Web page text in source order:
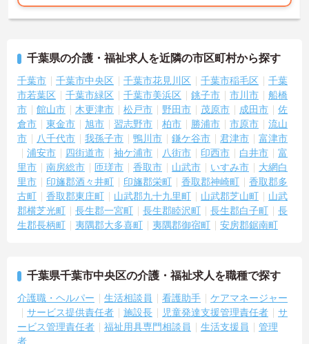
★おすすめPOINT★
実施し、ｅラーニングを用いた学習の機会も提供されます
・施設内には看護師が24時間常駐しており、急変時の対応や専門的
な医療処置は看護師が担当するため負担が減ります
・介護スタッフと看護スタッフの比率が1対1で相談しやすく、初任
者研修や実務者研修からでも着実に専門性を高められます
＜残業月7時間以下で身体の負担を軽減！＞
・常勤で働くスタッフの比率が90パーセント以上と高く、急なシフ
ト変更や無理な長時間勤務が発生しにくい人員体制です
・訪問スケジュールに沿って施設内でのケアを行うため、月平均の
残業時間は5時間から7時間程度とかなり少なめに抑えられます
・夜勤明けの翌日は原則としてお休みとなるシフト編成が組まれて
おり、しっかりと休息を取りながら長期的な就業が可能です
＜評価制度でキャリアアップ＞
・介護福祉士や初任者研修などの資格や実務経験、夜勤回数がしっ
例も多数あり、腰を据えて長期的なキャリア形成が可能です
千葉県の介護・福祉求人を近隣の市区町村から探す
千葉市 千葉市中央区 千葉市花見川区 千葉市稲毛区
千葉
市若葉区
千葉市緑区 千葉市美浜区 銚子市 市川市
船橋
市
館山市 木更津市 松戸市 野田市 茂原市 成田市
佐
倉市
東金市 旭市 習志野市 柏市 勝浦市 市原市
流山
市
八千代市 我孫子市 鴨川市 鎌ケ谷市 君津市
富津市
浦安市
四街道市 袖ケ浦市 八街市 印西市 白井市
富
里市
南房総市 匝瑳市 香取市 山武市 いすみ市
大網白
里市
印旛郡酒々井町 印旛郡栄町 香取郡神崎町
香取郡多
古町
香取郡東庄町 山武郡九十九里町 山武郡芝山町
山武
郡横芝光町
長生郡一宮町 長生郡睦沢町 長生郡白子町
長
生郡長柄町
夷隅郡大多喜町 夷隅郡御宿町 安房郡鋸南町
千葉県千葉市中央区の介護・福祉求人を職種で探す
介護職・ヘルパー 生活相談員 看護助手
ケアマネージャー
サービス提供責任者
施設長 児童発達支援管理責任者
サ
ービス管理責任者
福祉用具専門相談員 生活支援員
管理
者